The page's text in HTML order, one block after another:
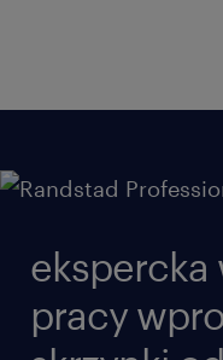
ekspercka
pracy